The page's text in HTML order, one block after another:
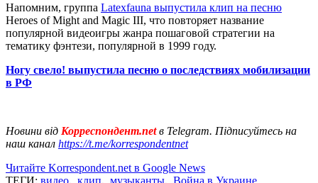
Напомним, группа Latexfauna выпустила клип на песню
Heroes of Might and Magic III, что повторяет название
популярной видеоигры жанра пошаговой стратегии на
тематику фэнтези, популярной в 1999 году.
Ногу свело! выпустила песню о последствиях мобилизации
в РФ
Новини від Корреспондент.netв Telegram. Підписуйтесь на
наш канал https://t.me/korrespondentnet
Читайте Korrespondent.net в Google News
ТЕГИ: видео, клип, музыканты, Война в Украине